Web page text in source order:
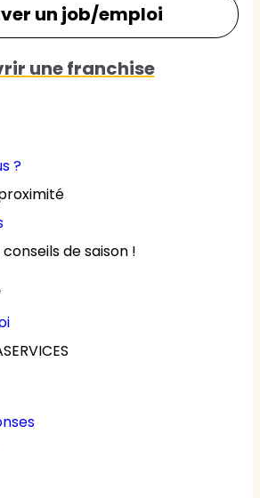
?
de saison !
un job/emploi
une franchise